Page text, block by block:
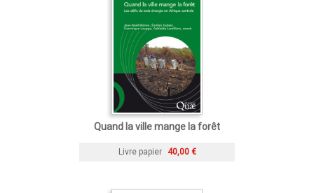
Quand la ville mange la forêt
Livre papier 40,00 €